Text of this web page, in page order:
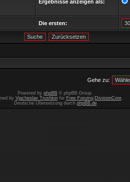
Ergebnisse anzeigen als:
Die ersten:
Gehe zu:
Powered by phpBB © phpBB Group.
by Vjacheslav Trushkinfor Free Forums/DivisionCore.
Deutsche Übersetzung durch phpBB.de